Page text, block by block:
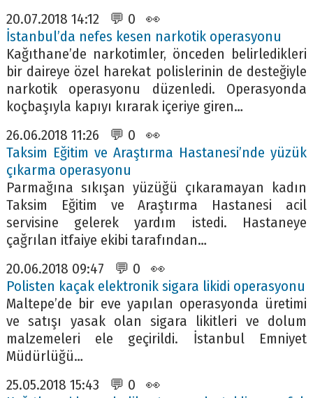
20.07.2018 14:12 💬 0 👀
İstanbul’da nefes kesen narkotik operasyonu
Kağıthane’de narkotimler, önceden belirledikleri
bir daireye özel harekat polislerinin de desteğiyle
narkotik operasyonu düzenledi. Operasyonda
koçbaşıyla kapıyı kırarak içeriye giren…
26.06.2018 11:26 💬 0 👀
Taksim Eğitim ve Araştırma Hastanesi’nde yüzük
çıkarma operasyonu
Parmağına sıkışan yüzüğü çıkaramayan kadın
Taksim Eğitim ve Araştırma Hastanesi acil
servisine gelerek yardım istedi. Hastaneye
çağrılan itfaiye ekibi tarafından…
20.06.2018 09:47 💬 0 👀
Polisten kaçak elektronik sigara likidi operasyonu
Maltepe’de bir eve yapılan operasyonda üretimi
ve satışı yasak olan sigara likitleri ve dolum
malzemeleri ele geçirildi. İstanbul Emniyet
Müdürlüğü…
25.05.2018 15:43 💬 0 👀